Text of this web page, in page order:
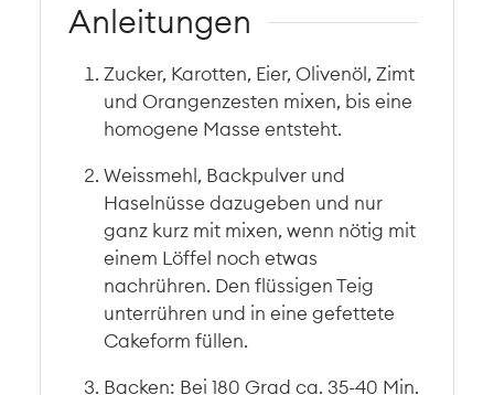
Anleitungen
Zucker, Karotten, Eier, Olivenöl, Zimt
und Orangenzesten mixen, bis eine
homogene Masse entsteht.
Weissmehl, Backpulver und
Haselnüsse dazugeben und nur
ganz kurz mit mixen, wenn nötig mit
einem Löffel noch etwas
nachrühren. Den flüssigen Teig
unterrühren und in eine gefettete
Cakeform füllen.
Backen: Bei 180 Grad ca. 35-40 Min.